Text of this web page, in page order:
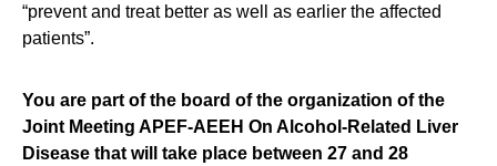
“prevent and treat better as well as earlier the affected
patients”.
You are part of the board of the organization of the
Joint Meeting APEF-AEEH On Alcohol-Related Liver
Disease that will take place between 27 and 28